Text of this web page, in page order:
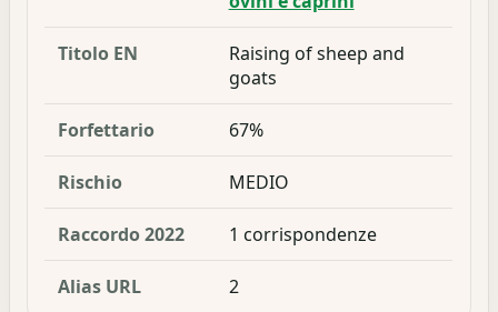
Titolo EN
Raising of sheep and
goats
Forfettario 67%
Rischio MEDIO
Raccordo 2022 1 corrispondenze
Alias URL 2